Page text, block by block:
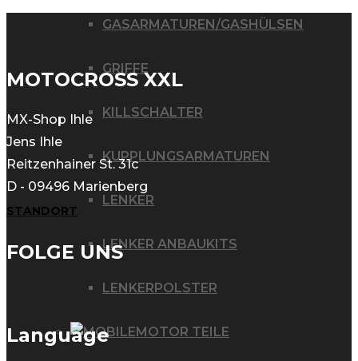
GASARMATUREN/GASHÜLSEN
GRIFFE
KILLSCHALTER
KUPPLUNGSARMATUREN
LENKER
LENKER ANBAUKITS
LENKERPOLSTER
MOTOR TEILE
MOTOCROSS XXL
MX-Shop Ihle
Jens Ihle
Reitzenhainer St. 31c
D - 09496 Marienberg
STANDORT
FOLGE UNS
Language